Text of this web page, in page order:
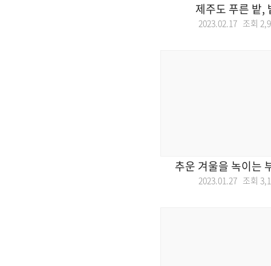
제주도 푸른 밭,
2023.02.17 조회
추운 겨울을 녹이는
2023.01.27 조회